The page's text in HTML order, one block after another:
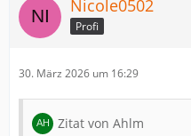
Nicole0502
Profi
30. März 2026 um 16:29
Zitat von Ahlm